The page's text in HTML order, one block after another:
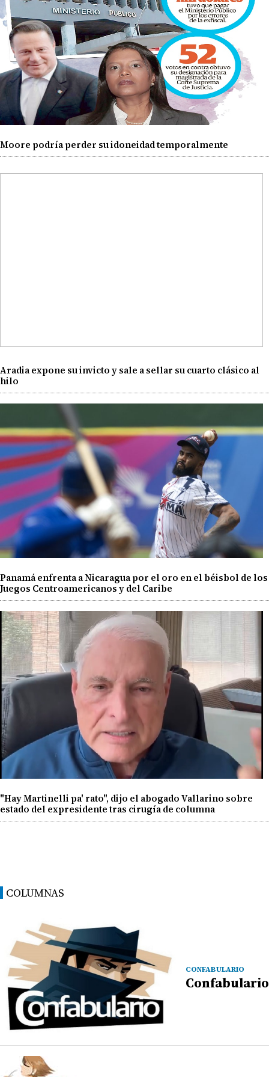
Moore podría perder su idoneidad temporalmente
Aradia expone su invicto y sale a sellar su cuarto clásico al
hilo
Panamá enfrenta a Nicaragua por el oro en el béisbol de los
Juegos Centroamericanos y del Caribe
"Hay Martinelli pa' rato", dijo el abogado Vallarino sobre
estado del expresidente tras cirugía de columna
COLUMNAS
CONFABULARIO
Confabulario